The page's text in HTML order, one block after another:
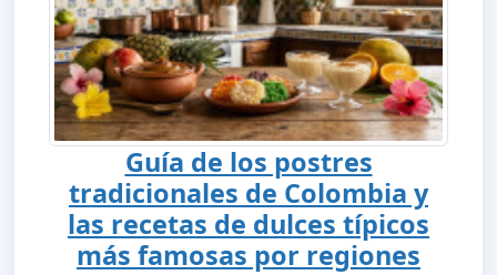
Guía de los postres
tradicionales de Colombia y
las recetas de dulces típicos
más famosas por regiones